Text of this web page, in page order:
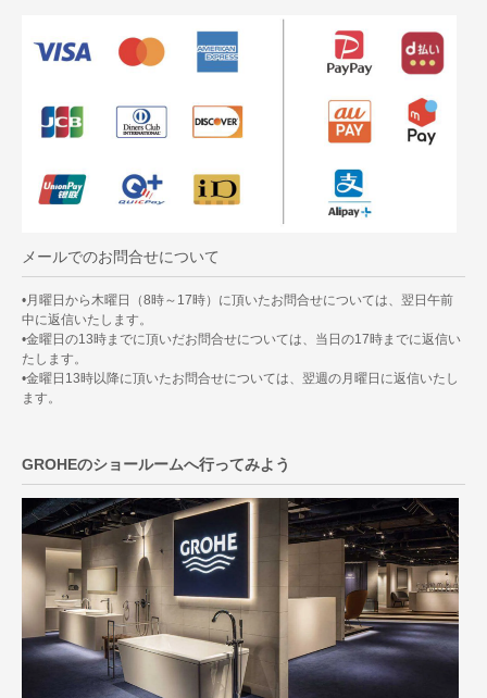
メールでのお問合せについて
•月曜日から木曜日（8時～17時）に頂いたお問合せについては、翌日午前
中に返信いたします。
•金曜日の13時までに頂いだお問合せについては、当日の17時までに返信い
たします。
•金曜日13時以降に頂いたお問合せについては、翌週の月曜日に返信いたし
ます。
GROHEのショールームへ行ってみよう